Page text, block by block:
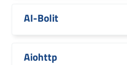
AI-Bolit
Aiohttp